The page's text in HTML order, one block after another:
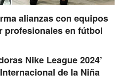
alianzas con equipos
profesionales en fútbol
Nike League 2024’
de la Niña